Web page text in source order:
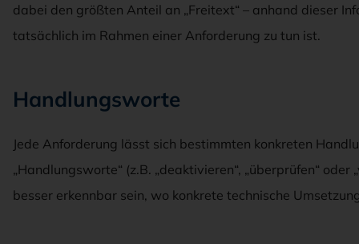
dabei den größten Anteil an „Freitext“ – anhand dieser
tatsächlich im Rahmen einer Anforderung zu tun ist.
Handlungsworte
Jede Anforderung lässt sich bestimmten konkreten
„Handlungsworte“ (z.B. „deaktivieren“, „überprüfen“
besser erkennbar sein, wo konkrete technische